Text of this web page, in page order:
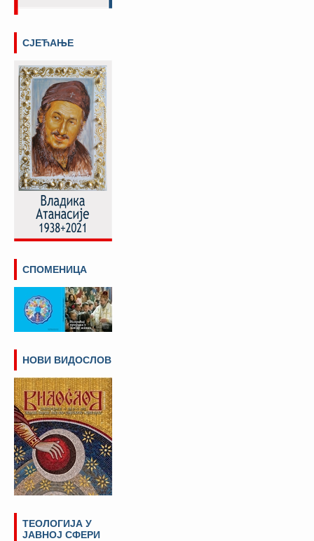
СЈЕЋАЊЕ
СПОМЕНИЦА
НОВИ ВИДОСЛОВ
ТЕОЛОГИЈА У
ЈАВНОЈ СФЕРИ